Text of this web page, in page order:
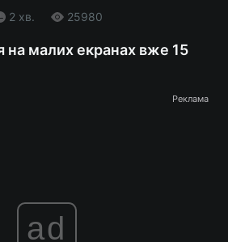
2 хв. 25980
на малих екранах вже 15
Реклама
ad